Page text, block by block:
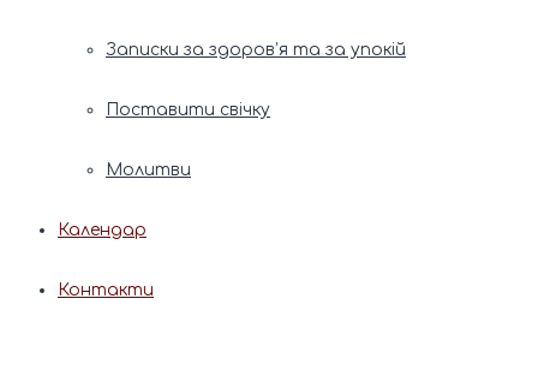
Записки за здоров’я та за упокій
Поставити свічку
Молитви
Календар
Контакти